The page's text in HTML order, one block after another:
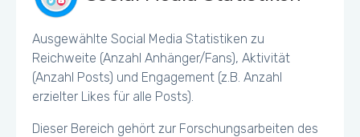
Ausgewählte Social Media Statistiken zu
Reichweite (Anzahl Anhänger/Fans), Aktivität
(Anzahl Posts) und Engagement (z.B. Anzahl
erzielter Likes für alle Posts).
Dieser Bereich gehört zur Forschungsarbeiten des